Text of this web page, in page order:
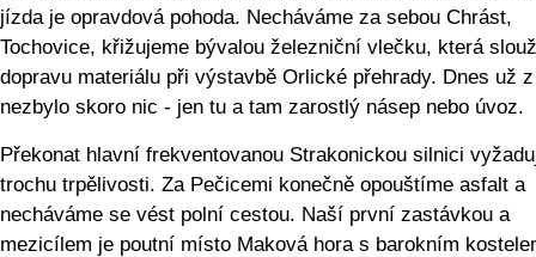
jízda je opravdová pohoda. Necháváme za sebou Chrást,
Tochovice, křižujeme bývalou železniční vlečku, která
dopravu materiálu při výstavbě Orlické přehrady. Dnes už
nezbylo skoro nic - jen tu a tam zarostlý násep nebo úvoz.
Překonat hlavní frekventovanou Strakonickou silnici
trochu trpělivosti. Za Pečicemi konečně opouštíme asfalt a
necháváme se vést polní cestou. Naší první zastávkou a
mezicílem je poutní místo Maková hora s barokním